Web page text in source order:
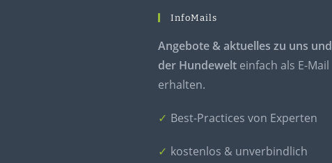
InfoMails
Angebote & aktuelles zu uns und
der Hundewelt einfach als E-Mail
erhalten.
Best-Practices von Experten
kostenlos & unverbindlich